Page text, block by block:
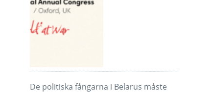
De politiska fångarna i Belarus måste